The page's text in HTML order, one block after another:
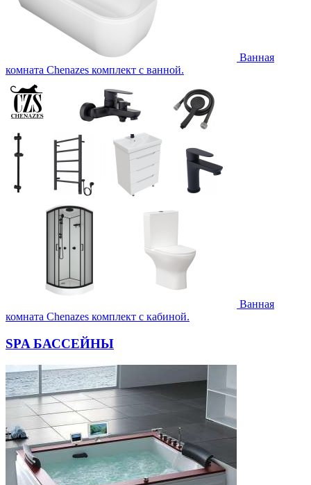
Ванная
комната Chenazes комплект с ванной.
Ванная
комната Chenazes комплект с кабиной.
SPA БАССЕЙНЫ